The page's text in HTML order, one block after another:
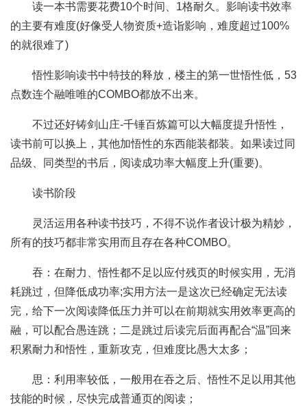
读一本书需要花费10个时间、1格耐久。影响读书效率
的主要有难度(好像受人物资质+造诣影响，难度超过100%
的就很难了)
悟性影响读书中特技的释放，楼主的第一世悟性低，53
点数连个融唯唯的COMBO都放不出来。
不过还好铸剑山庄-千锤百炼篇可以大幅度提升悟性，
读书前可以换上，其他加悟性的东西能装都装。如果读过同
品级、同类型的书后，阅读成功率大幅度上升(重要)。
读书阶段
灵活运用各种读书技巧，不得不说作者设计极为精妙，
所有的技巧都非常实用而且存在各种COMBO。
吞：在耐力、悟性都不足以应付残页的时候实用，无消
耗跳过，但降低成功率;实用方法一是这次已经确定无法读
完，给下一次阅读降低压力并可以在前期就实用效率更高的
融，可以配合愚连跳；二是跳过后读完后面再配合“温”回来
积累耐力和悟性，重新攻克，但难度比愚大太多；
思：利用率较低，一般用在吞之后、悟性不足以用其他
技能的时候，尽快完成普通页的阅读；